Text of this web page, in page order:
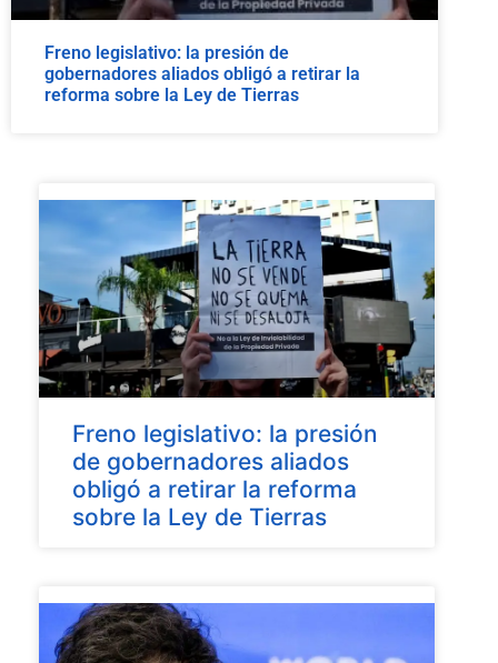
Freno legislativo: la presión de
gobernadores aliados obligó a retirar la
reforma sobre la Ley de Tierras
Freno legislativo: la presión
de gobernadores aliados
obligó a retirar la reforma
sobre la Ley de Tierras